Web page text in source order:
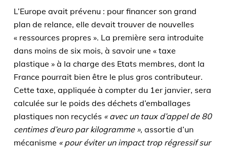
L’Europe avait prévenu : pour financer son grand
plan de relance, elle devait trouver de nouvelles
« ressources propres ». La première sera introduite
dans moins de six mois, à savoir une « taxe
plastique » à la charge des Etats membres, dont la
France pourrait bien être le plus gros contributeur.
Cette taxe, appliquée à compter du 1er janvier, sera
calculée sur le poids des déchets d’emballages
plastiques non recyclés « avec un taux d’appel de 80
centimes d’euro par kilogramme », assortie d’un
mécanisme « pour éviter un impact trop régressif sur